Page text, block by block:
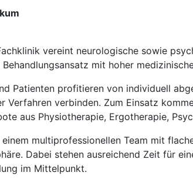
vereint neurologische sowie
mit hoher
Patienten profitieren von individuell
Verfahren verbinden. Zum Einsatz
aus Physiotherapie, Ergotherapie,
multiprofessionellen Team mit
Dabei stehen ausreichend Zeit für
im Mittelpunkt.